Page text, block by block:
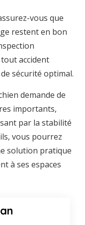
vous que
restent en bon
accident
sécurité optimal.
demande de
importants,
par la stabilité
vous pourrez
solution pratique
à ses espaces